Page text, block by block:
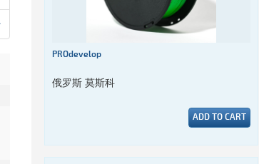
PROdevelop
俄罗斯 莫斯科
ADD TO CART